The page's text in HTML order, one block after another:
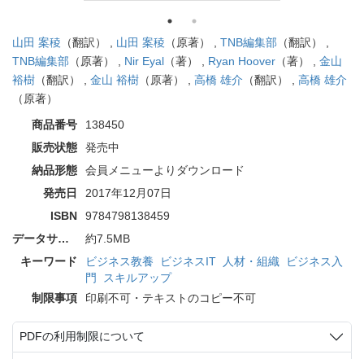
山田 案稜 （翻訳） , 山田 案稜 （原著） , TNB編集部 （翻訳） ,
TNB編集部 （原著） , Nir Eyal （著） , Ryan Hoover （著） , 金山
裕樹 （翻訳） , 金山 裕樹 （原著） , 高橋 雄介 （翻訳） , 高橋 雄介
（原著）
商品番号
138450
販売状態
発売中
納品形態
会員メニューよりダウンロード
発売日
2017年12月07日
ISBN
9784798138459
データサイズ
約7.5MB
キーワード
ビジネス教養 ビジネスIT 人材・組織
ビジネス入
門
スキルアップ
制限事項
印刷不可・テキストのコピー不可
PDFの利用制限について